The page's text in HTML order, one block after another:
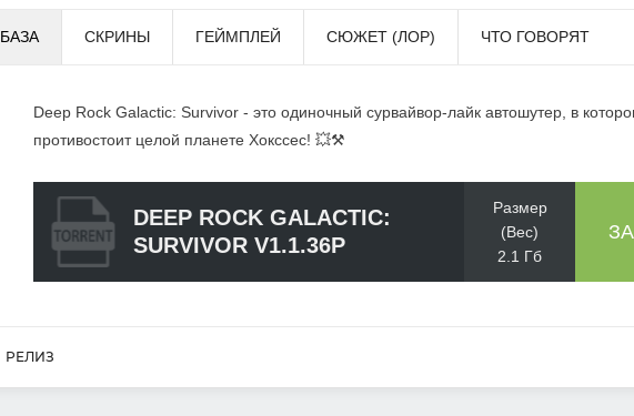
БАЗА СКРИНЫ ГЕЙМПЛЕЙ СЮЖЕТ (ЛОР) ЧТО ГОВОРЯТ
Deep Rock Galactic: Survivor - это одиночный сурвайвор-лайк автошутер, в
противостоит целой планете Хокссес! 💥⚒️
DEEP ROCK GALACTIC:
SURVIVOR V1.1.36P
Размер
(Вес)
2.1 Гб
РЕЛИЗ